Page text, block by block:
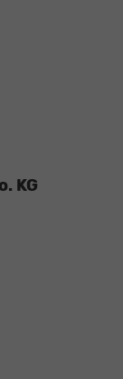
KG